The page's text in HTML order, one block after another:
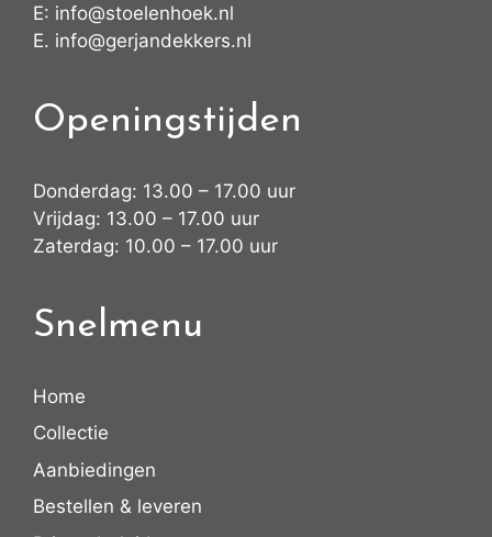
E: info@stoelenhoek.nl
E. info@gerjandekkers.nl
Openingstijden
Donderdag: 13.00 – 17.00 uur
Vrijdag: 13.00 – 17.00 uur
Zaterdag: 10.00 – 17.00 uur
Snelmenu
Home
Collectie
Aanbiedingen
Bestellen & leveren